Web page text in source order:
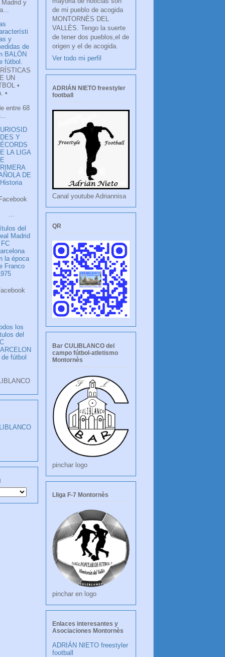
Madrid y
y
de
BALÓN
fútbol.
UN
•
•
entre 68
Y
LA LIGA
DE
del
Madrid
la época
Franco
los
del
de fútbol
de mi pueblo de acogida
MONTORNÈS DEL
VALLÈS. Tengo la suerte
de tener dos pueblos,el de
origen y el de acogida.
Ver todo mi perfil
ADRIÁN NIETO freestyler
football
Canal youtube Adriannisa
QR
Bar CULIBLANCO del
campo fútbol-atletismo
Montornès
pinchar logo
Lliga F-7 Montornès
pinchar en logo
Enlaces interesantes y
Asociaciones Montornès
ADRIÁN NIETO freestyler
football